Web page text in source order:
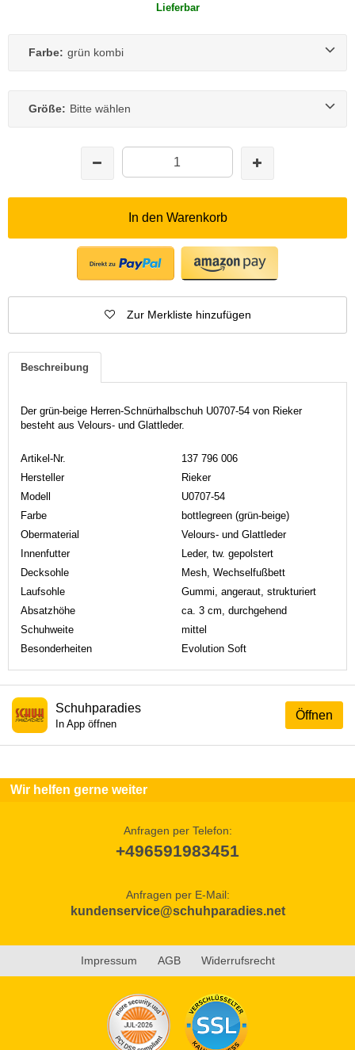
Lieferbar
Farbe: grün kombi
Größe: Bitte wählen
In den Warenkorb
Zur Merkliste hinzufügen
Beschreibung
Der grün-beige Herren-Schnürhalbschuh U0707-54 von Rieker
besteht aus Velours- und Glattleder.
Artikel-Nr.
137 796 006
Hersteller
Rieker
Modell
U0707-54
Farbe
bottlegreen (grün-beige)
Obermaterial
Velours- und Glattleder
Innenfutter
Leder, tw. gepolstert
Decksohle
Mesh, Wechselfußbett
Laufsohle
Gummi, angeraut, strukturiert
Absatzhöhe
ca. 3 cm, durchgehend
Schuhweite
mittel
Besonderheiten
Evolution Soft
Öffnen
Schuhparadies
In App öffnen
Wir helfen gerne weiter
Anfragen per Telefon:
+496591983451
Anfragen per E-Mail:
kundenservice@schuhparadies.net
Impressum AGB Widerrufsrecht